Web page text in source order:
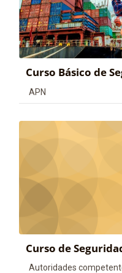
Curso Básico de
Categoría de cursos
APN
Curso de
Categoría de cursos
Autoridades